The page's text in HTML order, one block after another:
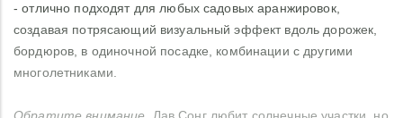
- отлично подходят для любых садовых аранжировок,
создавая потрясающий визуальный эффект вдоль дорожек,
бордюров, в одиночной посадке, комбинации с другими
многолетниками.